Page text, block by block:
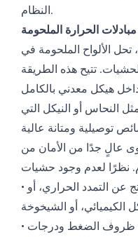
النظام.
الحرارة الملحومة
تحل الألواح الملحومة في
تتيح هذه الطريقة
داخل هيكل معدني بالكامل
النحاس أو النيكل التي
عالٍ جدًا من الأمان من
• يتم القضاء على خطر التسرب الناتج عن التمدد الحراري، أو
• يتم الحفاظ على الاستقرار تحت ظروف الضغط ودرجات